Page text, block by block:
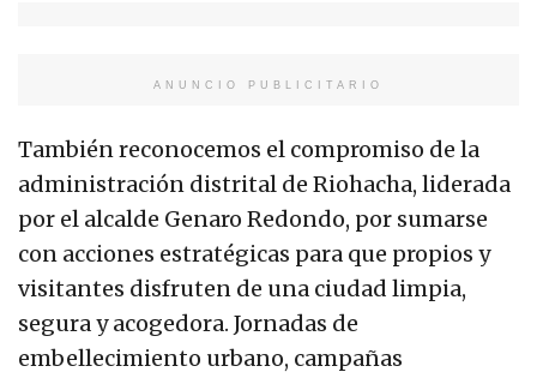
ANUNCIO PUBLICITARIO
También reconocemos el compromiso de la
administración distrital de Riohacha, liderada
por el alcalde Genaro Redondo, por sumarse
con acciones estratégicas para que propios y
visitantes disfruten de una ciudad limpia,
segura y acogedora. Jornadas de
embellecimiento urbano, campañas